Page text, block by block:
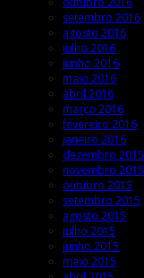
setembro 2016
agosto 2016
julho 2016
junho 2016
maio 2016
abril 2016
março 2016
fevereiro 2016
janeiro 2016
dezembro 2015
novembro 2015
outubro 2015
setembro 2015
agosto 2015
julho 2015
junho 2015
maio 2015